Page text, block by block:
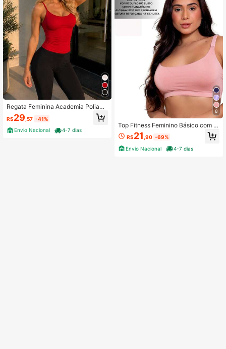
Regata Feminina Academia Poliami
da Zero Transparência Costas Nuas
Alças Finas Camiseta Fitness Confo
rtável
R$29 ,57 -41%
Envio Nacional
4-7 dias
8
Top Fitness Feminino Básico com F
orro entrada para Bojo Treino Acad
emia Yoga Musculação
R$21 ,90 -69%
Envio Nacional
4-7 dias